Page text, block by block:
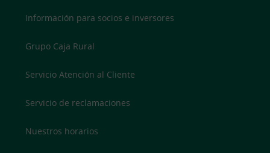
Información para socios e inversores
Grupo Caja Rural
Servicio Atención al Cliente
Servicio de reclamaciones
Nuestros horarios